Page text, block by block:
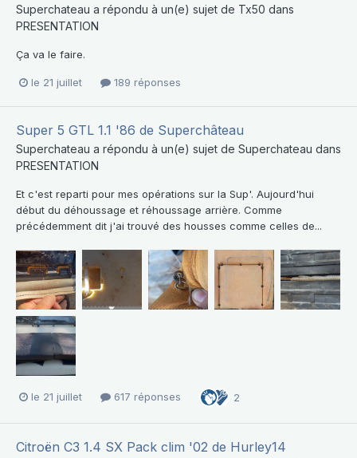
Superchateau a répondu à un(e) sujet de Tx50 dans
PRESENTATION
Ça va le faire.
le 21 juillet 189 réponses
Super 5 GTL 1.1 '86 de Superchâteau
Superchateau a répondu à un(e) sujet de Superchateau dans
PRESENTATION
Et c'est reparti pour mes opérations sur la Sup'. Aujourd'hui
début du déhoussage et réhoussage arrière. Comme
précédemment dit j'ai trouvé des housses comme celles de...
le 21 juillet 617 réponses 2
Citroën C3 1.4 SX Pack clim '02 de Hurley14